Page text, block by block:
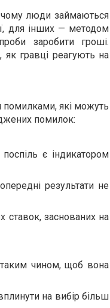
чому люди займаються
для інших — методом
заробити гроші.
як гравці реагують на
помилками, які можуть
помилок:
є індикатором
результати не
ставок, заснованих на
таким чином, щоб вона
на вибір більш